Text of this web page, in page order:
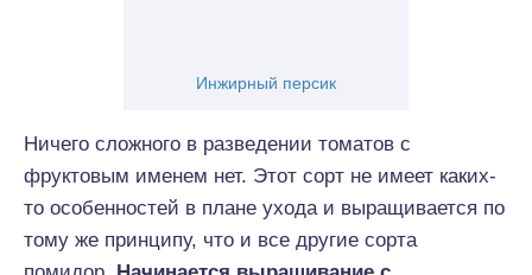
Инжирный персик
Ничего сложного в разведении томатов с
фруктовым именем нет. Этот сорт не имеет каких-
то особенностей в плане ухода и выращивается по
тому же принципу, что и все другие сорта